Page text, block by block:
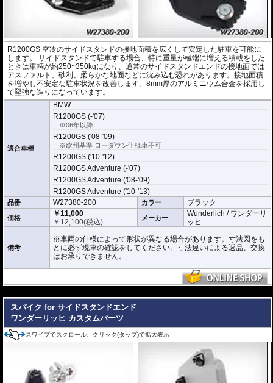
R1200GS 空冷のサイドスタンドの接地面積を広くして安定した駐車を可能に
します。 サイドスタンドで駐車する場合、特に重量が極端に増える積載をした
ときは車輌が約250~350kgになり、通常のサイドスタンドエンドの接地面では
アスファルト、砂利、柔らかな地面などに沈み込む恐れがあります。接地面積
を増やし不安定な駐車状況を改善します。8mm厚のアルミニウム合金を採用し
て堅強な造りになっています。
適合車種
BMW
R1200GS (-'07)
※06年以降
R1200GS ('08-'09)
※欧州基準 ローダウン仕様車不可
R1200GS ('10-'12)
R1200GS Adventure (-'07)
R1200GS Adventure ('08-'09)
R1200GS Adventure ('10-'13)
品番 W27380-200 カラー ブラック
価格
￥11,000
￥ 12,100(税込) メーカー
Wunderlich / ワンダーリ
ッヒ
備考
※車両の仕様によって形状が異なる場合があります。寸法図をも
とに必ず現車の確認をしてください。寸法違いによる返品、交換
はお承りできません。
スパイク for サイドスタンドエンド
ワンダーリッヒ カスタムパーツ
スワイプでスクロール、クリック(タップ)で拡大表示